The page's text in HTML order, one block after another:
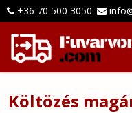
+36 70 500 3050
Költözés